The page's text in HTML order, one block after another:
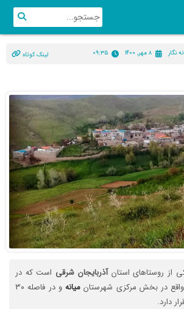
نگار ۸ مهر, ۱۴۰۰ ۰۹:۳۵ لینک کوتاه
از روستاهای استانآذربایجان شرقی است که در
در بخش مرکزی شهرستان میانه
و در فاصله ۳۰
دارد.